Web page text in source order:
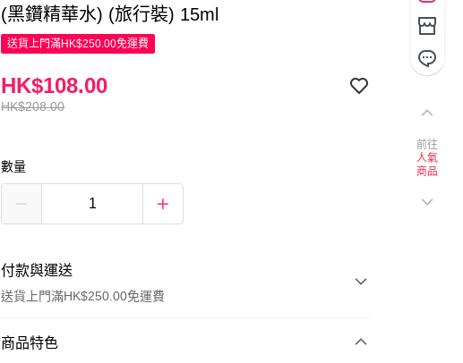
(黑鑽精華水) (旅行裝) 15ml
送貨上門滿HK$250.00免運費
HK$208.00
HK$108.00
數量
付款與運送
送貨上門滿HK$250.00免運費
付款方式
商品特色
前往
人氣
商品